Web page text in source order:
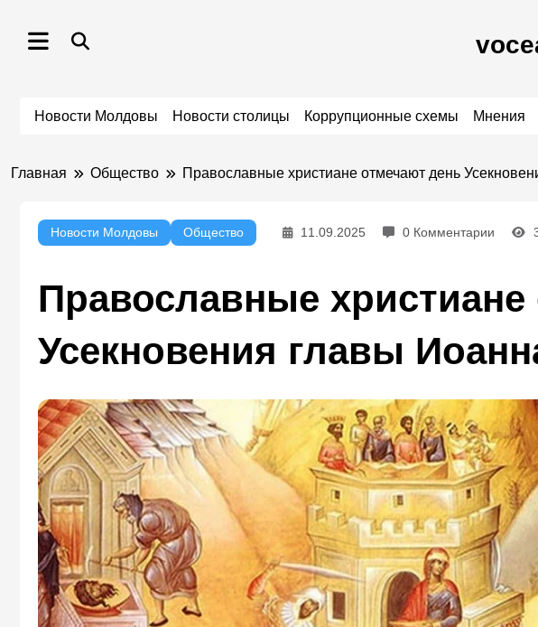
содержимому
Новости Молдовы Новости столицы Коррупционные схемы Мнения
Главная Общество Православные христиане отмечают день
Новости Молдовы Общество 11.09.2025 0 Комментарии
Православные
Усекновения главы